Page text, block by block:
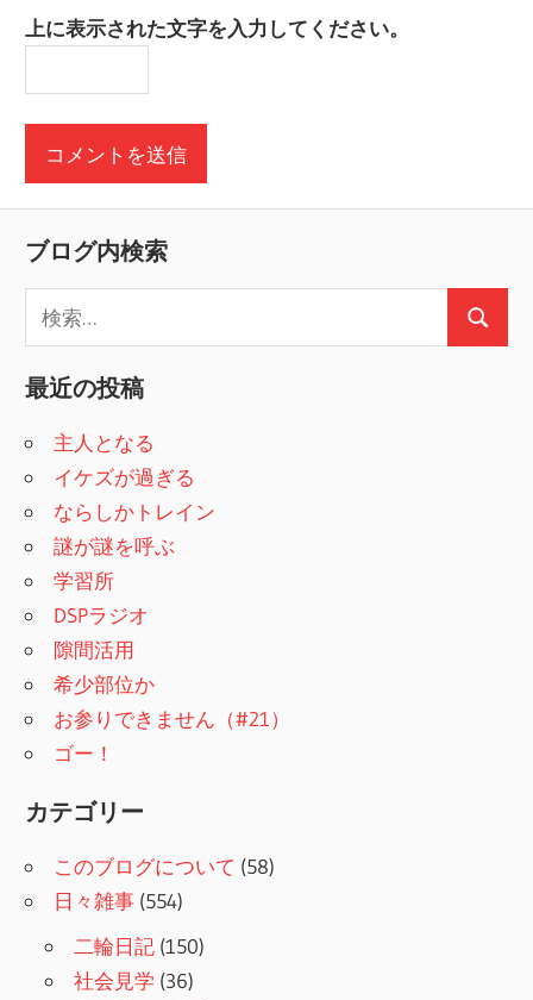
上に表示された文字を入力してください。
ブログ内検索
検
索
:
検
最近の投稿
主人となる
イケズが過ぎる
ならしかトレイン
謎が謎を呼ぶ
学習所
DSPラジオ
隙間活用
希少部位か
お参りできません（#21）
ゴー！
カテゴリー
このブログについて (58)
日々雑事 (554)
二輪日記 (150)
社会見学 (36)